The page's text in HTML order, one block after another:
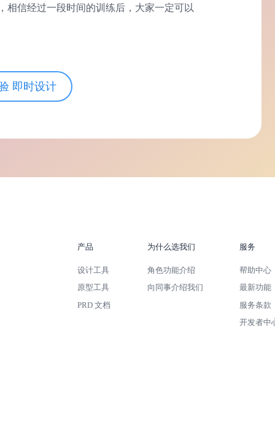
相信经过一段时间的训练后，大家一定可以
即时设计
产品
设计工具
原型工具
PRD 文档
为什么选我们
角色功能介绍
向同事介绍我们
服务
帮助中心
最新功能
服务条款
开发者中